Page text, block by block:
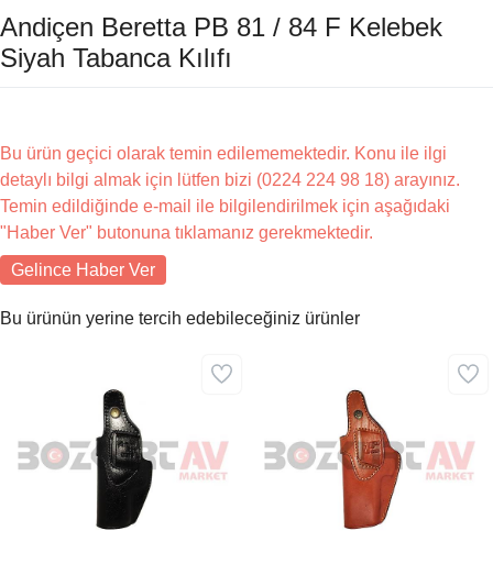
Andiçen Beretta PB 81 / 84 F Kelebek
Siyah Tabanca Kılıfı
Bu ürün geçici olarak temin edilememektedir. Konu ile ilgi
detaylı bilgi almak için lütfen bizi (0224 224 98 18) arayınız.
Temin edildiğinde e-mail ile bilgilendirilmek için aşağıdaki
"Haber Ver" butonuna tıklamanız gerekmektedir.
Gelince Haber Ver
Bu ürünün yerine tercih edebileceğiniz ürünler